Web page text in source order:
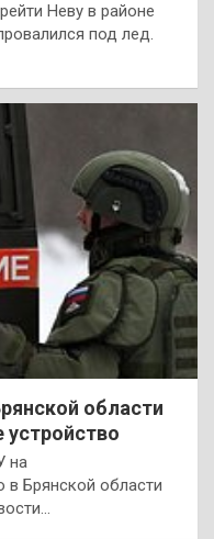
Неву в районе
под лед.
области
устройство
на
Брянской области